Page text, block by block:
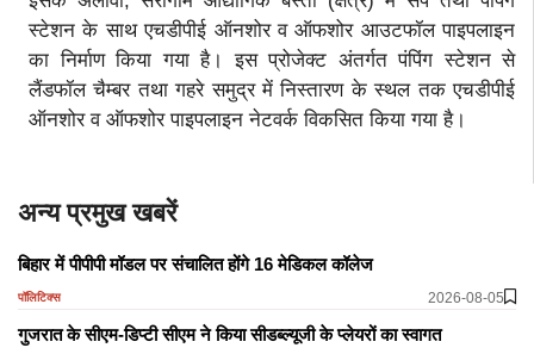
स्टेशन के साथ एचडीपीई ऑनशोर व ऑफशोर आउटफॉल पाइपलाइन
का निर्माण किया गया है। इस प्रोजेक्ट अंतर्गत पंपिंग स्टेशन से
लैंडफॉल चैम्बर तथा गहरे समुद्र में निस्तारण के स्थल तक एचडीपीई
ऑनशोर व ऑफशोर पाइपलाइन नेटवर्क विकसित किया गया है।
अन्य प्रमुख खबरें
बिहार में पीपीपी मॉडल पर संचालित होंगे 16 मेडिकल कॉलेज
पॉलिटिक्स 2026-08-05
गुजरात के सीएम-डिप्टी सीएम ने किया सीडब्ल्यूजी के प्लेयरों का स्वागत